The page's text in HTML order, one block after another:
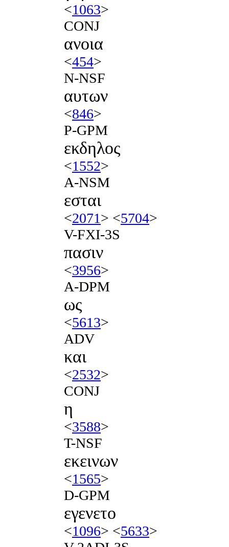
<1063>
CONJ
ανοια
<454>
N-NSF
αυτων
<846>
P-GPM
εκδηλος
<1552>
A-NSM
εσται
<2071> <5704>
V-FXI-3S
πασιν
<3956>
A-DPM
ως
<5613>
ADV
και
<2532>
CONJ
η
<3588>
T-NSF
εκεινων
<1565>
D-GPM
εγενετο
<1096> <5633>